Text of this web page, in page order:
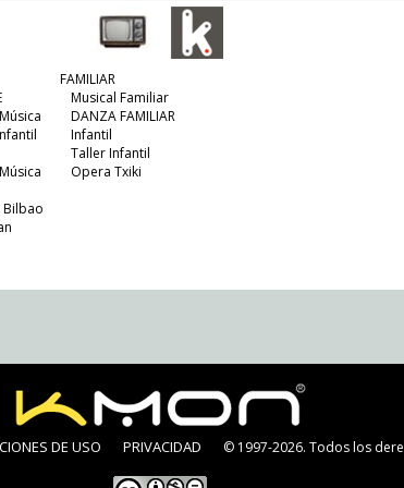
Bilbao
FAMILIAR
Musical Familiar
DANZA FAMILIAR
Infantil
Taller Infantil
Opera Txiki
DE USO PRIVACIDAD © 1997-2026. Todos los